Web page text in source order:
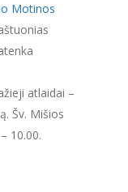
Motinos
atlaidai –
Šv. Mišios
10.00.